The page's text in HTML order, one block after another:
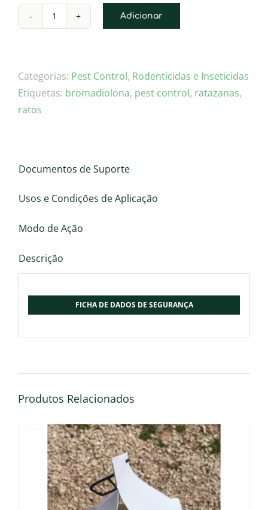
Quantidade
bromadiolona
Isco
Adicionar
Categorias: Pest Control, Rodenticidas e Inseticidas
Etiquetas: bromadiolona, pest control, ratazanas,
ratos
Documentos de Suporte
Usos e Condições de Aplicação
Modo de Ação
Descrição
FICHA DE DADOS DE SEGURANÇA
Produtos Relacionados